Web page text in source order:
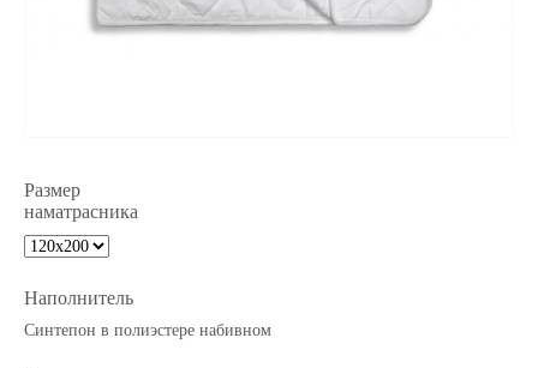
Размер
наматрасника
Наполнитель
Синтепон в полиэстере набивном